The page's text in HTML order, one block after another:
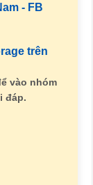
- FB
trên
vào nhóm
đáp.